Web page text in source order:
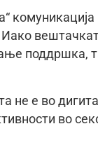
поддршка,
не е во
во